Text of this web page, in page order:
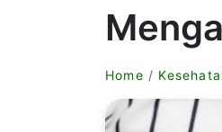
Home /